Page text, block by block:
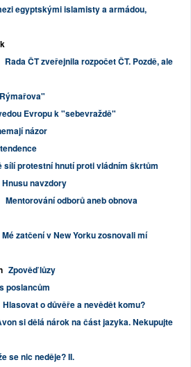
egyptskými islamisty a armádou,
Rada ČT zveřejnila rozpočet ČT. Pozdě, ale
Evropu k "sebevraždě"
názor
sílí protestní hnutí proti vládním škrtům
Hnusu navzdory
Mentorování odborů aneb obnova
zatčení v New Yorku zosnovali mí
Zpověď lůzy
poslancům
Hlasovat o důvěře a nevědět komu?
si dělá nárok na část jazyka. Nekupujte
se nic neděje? II.